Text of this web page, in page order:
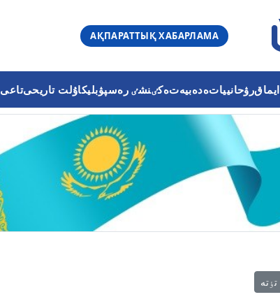
АҚПАРАТТЫҚ ХАБАРЛАМА
ايماقرۋحانيياتەدەبيەتەكٸنشٸ رەسپۋبليكاۇلت تاريحىتاعى
تٶتە